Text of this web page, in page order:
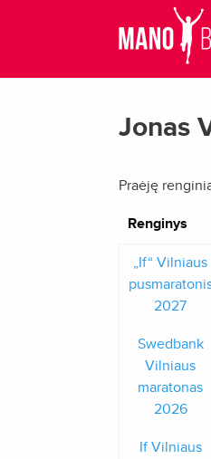
Jonas
Praėję
Renginys
„If“ Vilniaus
2027
Swedbank
Vilniaus
maratonas
2026
If Vilniaus